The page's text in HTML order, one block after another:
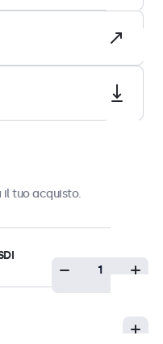
(3H)
l'alto
tuo acquisto.